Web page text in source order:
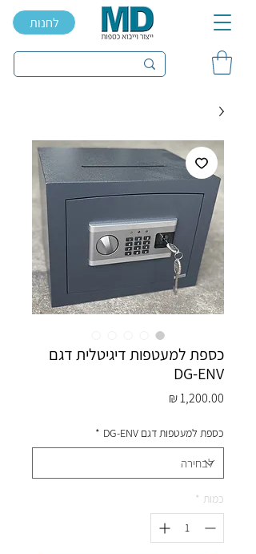
לחנות
כספת למעטפות דיגיטלית דגם
DG-ENV
כספת למעטפות דגם DG-ENV *
כמות *